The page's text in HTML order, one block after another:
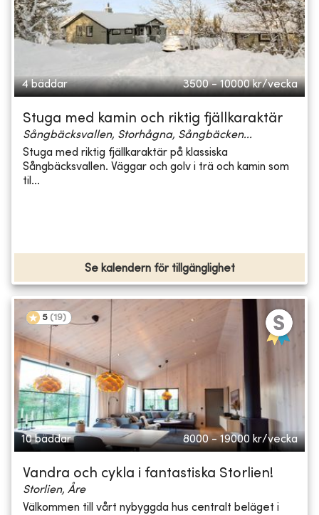
4 bäddar 3500 - 10000 kr/vecka
Stuga med kamin och riktig fjällkaraktär
Sångbäcksvallen, Storhågna, Sångbäcken...
Stuga med riktig fjällkaraktär på klassiska
Sångbäcksvallen. Väggar och golv i trä och kamin som
til...
Se kalendern för tillgänglighet
5 (19)
10 bäddar 8000 - 19000 kr/vecka
Vandra och cykla i fantastiska Storlien!
Storlien, Åre
Välkommen till vårt nybyggda hus centralt beläget i